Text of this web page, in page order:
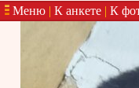
Меню | К анкете | К